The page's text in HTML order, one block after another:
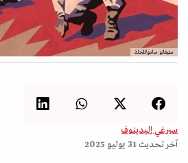
ستيفانو سامو/المجلة
سيرغي إليدينوف
آخر تحديث 31 يوليو 2025